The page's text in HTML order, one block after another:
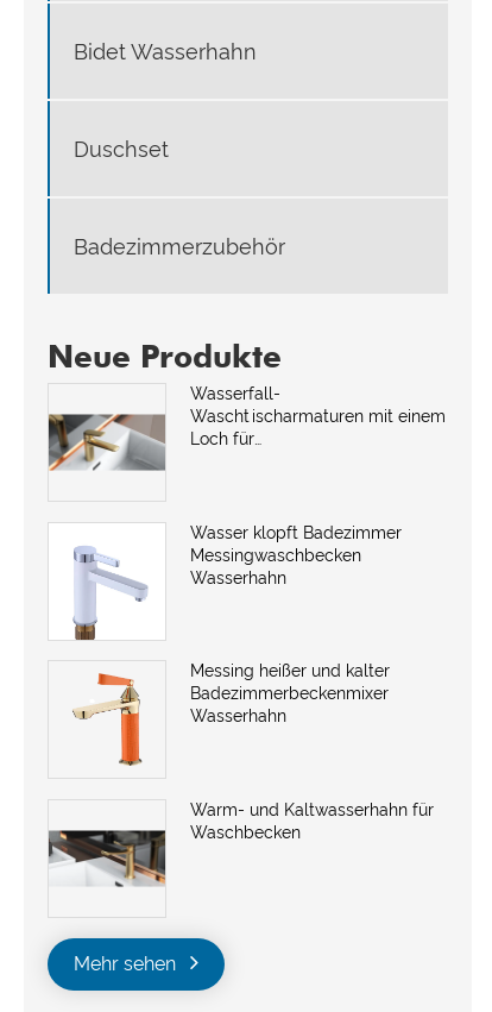
Bidet Wasserhahn
Duschset
Badezimmerzubehör
Neue Produkte
Wasserfall-
Waschtischarmaturen mit einem
Loch für
Wasser klopft Badezimmer
Messingwaschbecken
Wasserhahn
Messing heißer und kalter
Badezimmerbeckenmixer
Wasserhahn
Warm- und Kaltwasserhahn für
Waschbecken
Mehr sehen